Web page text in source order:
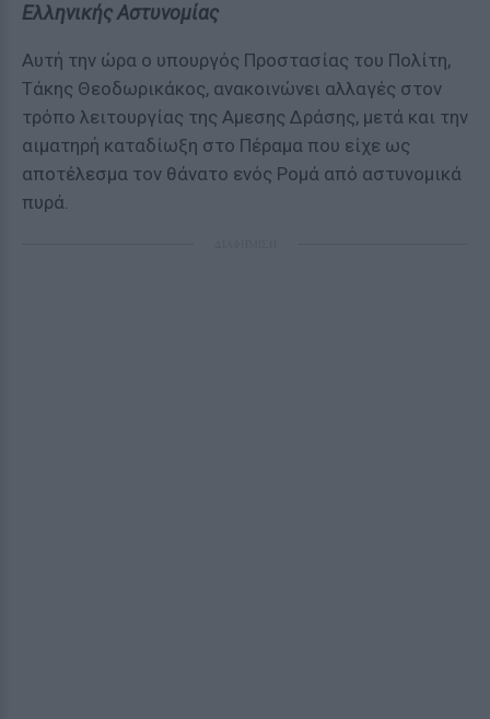
Ελληνικής Αστυνομίας
Αυτή την ώρα ο υπουργός Προστασίας του Πολίτη,
Τάκης Θεοδωρικάκος, ανακοινώνει αλλαγές στον
τρόπο λειτουργίας της Αμεσης Δράσης, μετά και την
αιματηρή καταδίωξη στο Πέραμα που είχε ως
αποτέλεσμα τον θάνατο ενός Ρομά από αστυνομικά
πυρά.